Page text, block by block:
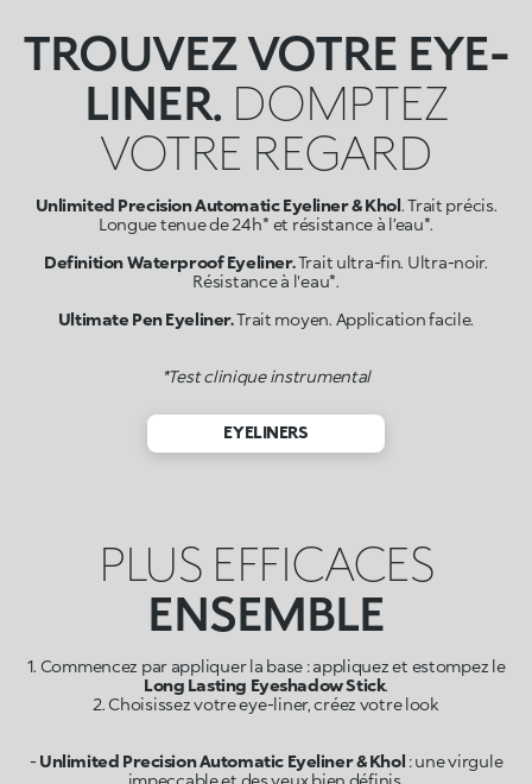
TROUVEZ VOTRE EYE-
LINER. DOMPTEZ
VOTRE REGARD
Unlimited Precision Automatic Eyeliner & Khol. Trait précis.
Longue tenue de 24 h* et résistance à l’eau*.
Definition Waterproof Eyeliner.Trait ultra-fin. Ultra-noir.
Résistance à l'eau*.
Ultimate Pen Eyeliner.Trait moyen. Application facile.
*Test clinique instrumental
EYELINERS
PLUS EFFICACES
ENSEMBLE
1. Commencez par appliquer la base : appliquez et estompez le
Long Lasting Eyeshadow Stick.
2. Choisissez votre eye-liner, créez votre look
- Unlimited Precision Automatic Eyeliner & Khol : une virgule
impeccable et des yeux bien définis.